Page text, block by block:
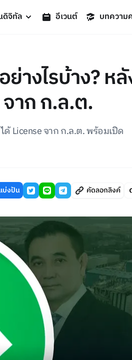
ดิจิทัล อีเวนต์ บทความ
างไรบ้าง? ห
จาก ก.ล.ต.
ด้ License จาก ก.ล.ต. พร้อมเปิด
บ่งปัน คัดลอกลิงค์